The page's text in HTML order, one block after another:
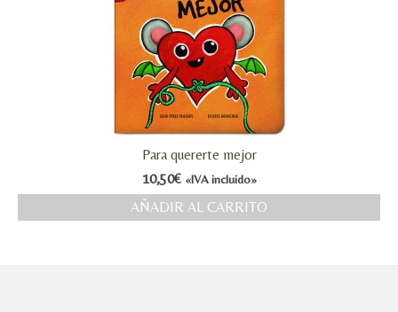
Para quererte mejor
10,50€ «IVA incluido»
AÑADIR AL CARRITO